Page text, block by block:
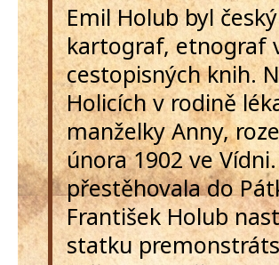
Emil Holub byl
kartograf, etnograf
cestopisných knih.
Holicích v rodině
manželky Anny,
února 1902 ve
přestěhovala do
František Holub
statku